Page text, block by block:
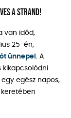
a strand!
van időd,
25-én,
ünnepel . A
kikapcsolódni
egész napos,
keretében